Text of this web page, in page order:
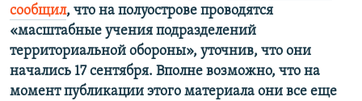
сообщил, что на полуострове проводятся
«масштабные учения подразделений
территориальной обороны», уточнив, что они
начались 17 сентября. Вполне возможно, что на
момент публикации этого материала они все еще